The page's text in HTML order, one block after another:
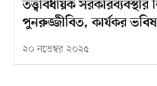
তত্ত্বাবধায়ক সরকারব্যবস্থার
পুনরুজ্জীবিত, কার্যকর
২০ নভেম্বর ২০২৫